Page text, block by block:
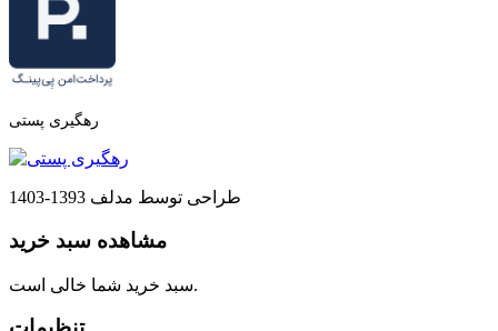
رهگیری پستی
طراحی توسط مدلف 1393-1403
مشاهده سبد خرید
سبد خرید شما خالی است.